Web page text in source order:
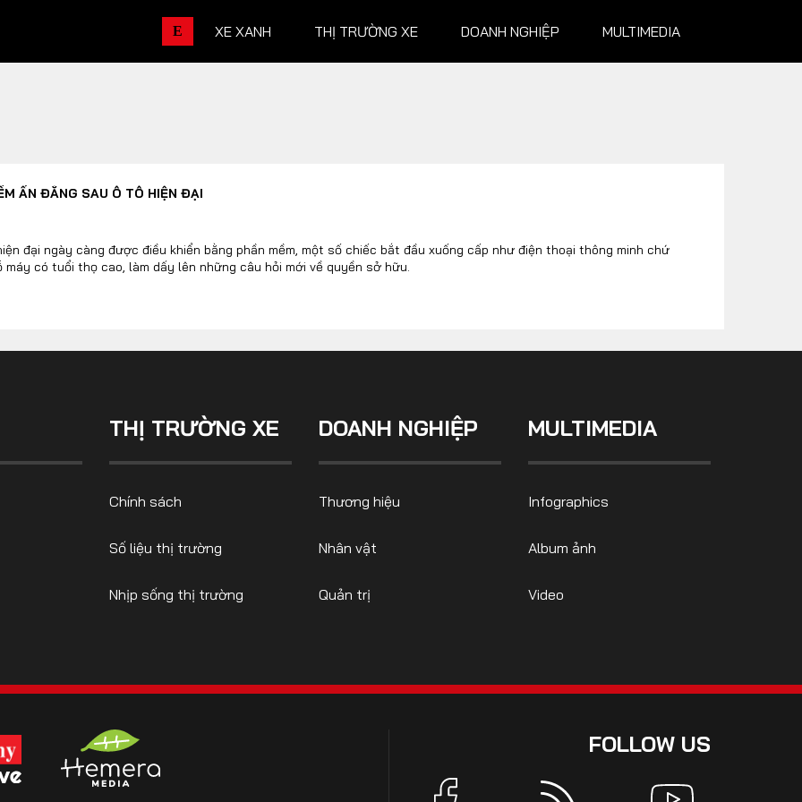
E XE XANH THỊ TRƯỜNG XE DOANH NGHIỆP MULTIMEDIA
Số liệu thị trường
Nhịp sống thị trường
Nhân vật
Quản trị
Album ảnh
CONTACT US
ngocvu.vneconomy@gmail.com
ẨN ĐẰNG SAU Ô TÔ HIỆN ĐẠI
đại ngày càng được điều khiển bằng phần mềm, một số chiếc bắt đầu xuống cấp như điện thoại thông minh chứ
máy có tuổi thọ cao, làm dấy lên những câu hỏi mới về quyền sở hữu.
THỊ TRƯỜNG XE
Chính sách
Số liệu thị trường
Nhịp sống thị trường
DOANH NGHIỆP
Thương hiệu
Nhân vật
Quản trị
MULTIMEDIA
Infographics
Album ảnh
Video
FOLLOW US